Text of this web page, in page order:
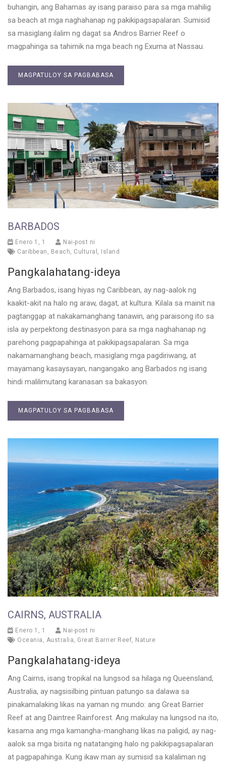
buhangin, ang Bahamas ay isang paraiso para sa mga mahilig
sa beach at mga naghahanap ng pakikipagsapalaran. Sumisid
sa masiglang ilalim ng dagat sa Andros Barrier Reef o
magpahinga sa tahimik na mga beach ng Exuma at Nassau.
MAGPATULOY SA PAGBABASA
BARBADOS
Enero 1, 1
Nai-post ni
Caribbean , Beach, Cultural , Island
Pangkalahatang-ideya
Ang Barbados, isang hiyas ng Caribbean, ay nag-aalok ng
kaakit-akit na halo ng araw, dagat, at kultura. Kilala sa mainit na
pagtanggap at nakakamanghang tanawin, ang paraisong ito sa
isla ay perpektong destinasyon para sa mga naghahanap ng
parehong pagpapahinga at pakikipagsapalaran. Sa mga
nakamamanghang beach, masiglang mga pagdiriwang, at
mayamang kasaysayan, nangangako ang Barbados ng isang
hindi malilimutang karanasan sa bakasyon.
MAGPATULOY SA PAGBABASA
CAIRNS, AUSTRALIA
Enero 1, 1
Nai-post ni
Oceania , Australia, Great Barrier Reef, Nature
Pangkalahatang-ideya
Ang Cairns, isang tropikal na lungsod sa hilaga ng Queensland,
Australia, ay nagsisilbing pintuan patungo sa dalawa sa
pinakamalaking likas na yaman ng mundo: ang Great Barrier
Reef at ang Daintree Rainforest. Ang makulay na lungsod na ito,
kasama ang mga kamangha-manghang likas na paligid, ay nag-
aalok sa mga bisita ng natatanging halo ng pakikipagsapalaran
at pagpapahinga. Kung ikaw man ay sumisid sa kalaliman ng